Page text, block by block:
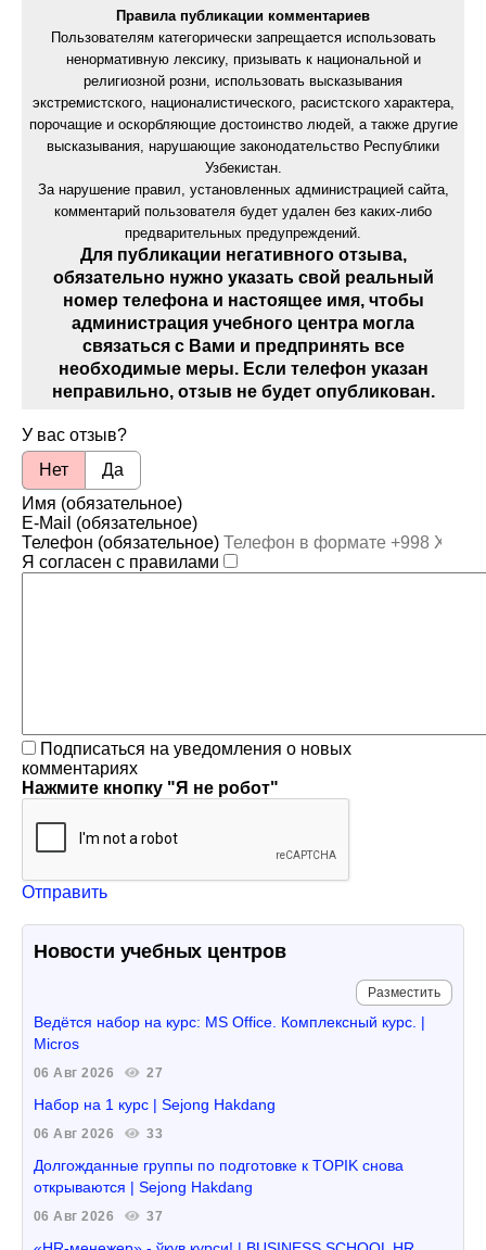
Правила публикации комментариев
Пользователям категорически запрещается использовать
ненормативную лексику, призывать к национальной и
религиозной розни, использовать высказывания
экстремистского, националистического, расистского характера,
порочащие и оскорбляющие достоинство людей, а также другие
высказывания, нарушающие законодательство Республики
Узбекистан.
За нарушение правил, установленных администрацией сайта,
комментарий пользователя будет удален без каких-либо
предварительных предупреждений.
Для публикации негативного отзыва,
обязательно нужно указать свой реальный
номер телефона и настоящее имя, чтобы
администрация учебного центра могла
связаться с Вами и предпринять все
необходимые меры. Если телефон указан
неправильно, отзыв не будет опубликован.
У вас отзыв?
Нет
Да
Имя (обязательное)
E-Mail (обязательное)
Телефон (обязательное)
Я согласен с правилами
Подписаться на уведомления о новых
комментариях
Нажмите кнопку "Я не робот"
Отправить
Новости учебных центров
Разместить
Ведётся набор на курс: MS Office. Комплексный курс. |
Micros
06 Авг 2026 27
Набор на 1 курс | Sejong Hakdang
06 Авг 2026 33
Долгожданные группы по подготовке к TOPIK снова
открываются | Sejong Hakdang
06 Авг 2026 37